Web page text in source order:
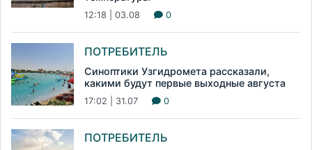
12:18 | 03.08 0
ПОТРЕБИТЕЛЬ
Синоптики Узгидромета рассказали,
какими будут первые выходные августа
17:02 | 31.07 0
ПОТРЕБИТЕЛЬ